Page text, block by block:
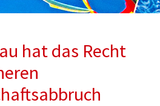
hat das Recht